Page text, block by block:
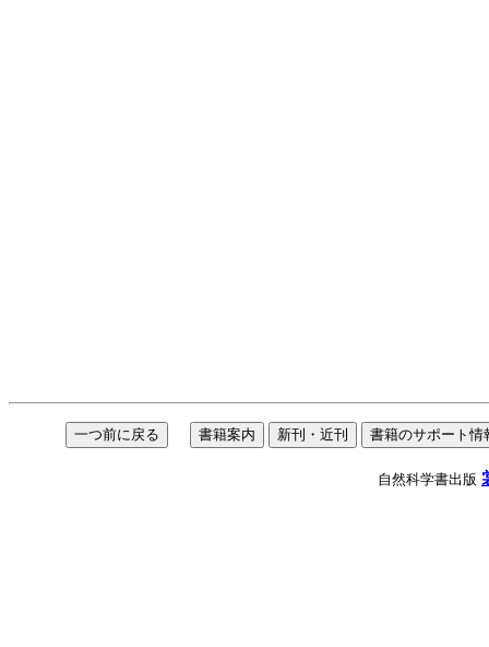
自然科学書出版